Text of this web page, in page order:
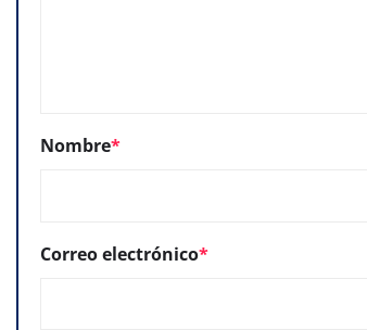
Nombre*
Correo electrónico*